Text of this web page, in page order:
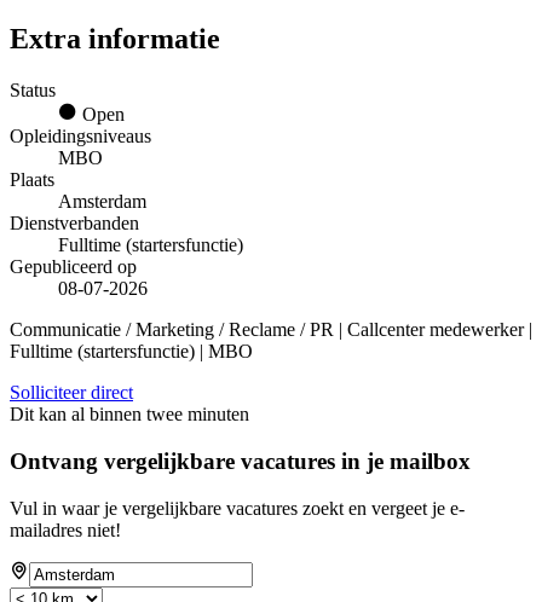
Extra informatie
Status
Open
Opleidingsniveaus
MBO
Plaats
Amsterdam
Dienstverbanden
Fulltime (startersfunctie)
Gepubliceerd op
08-07-2026
Communicatie / Marketing / Reclame / PR | Callcenter medewerker |
Fulltime (startersfunctie) | MBO
Solliciteer direct
Dit kan al binnen twee minuten
Ontvang vergelijkbare vacatures in je mailbox
Vul in waar je vergelijkbare vacatures zoekt en vergeet je e-
mailadres niet!